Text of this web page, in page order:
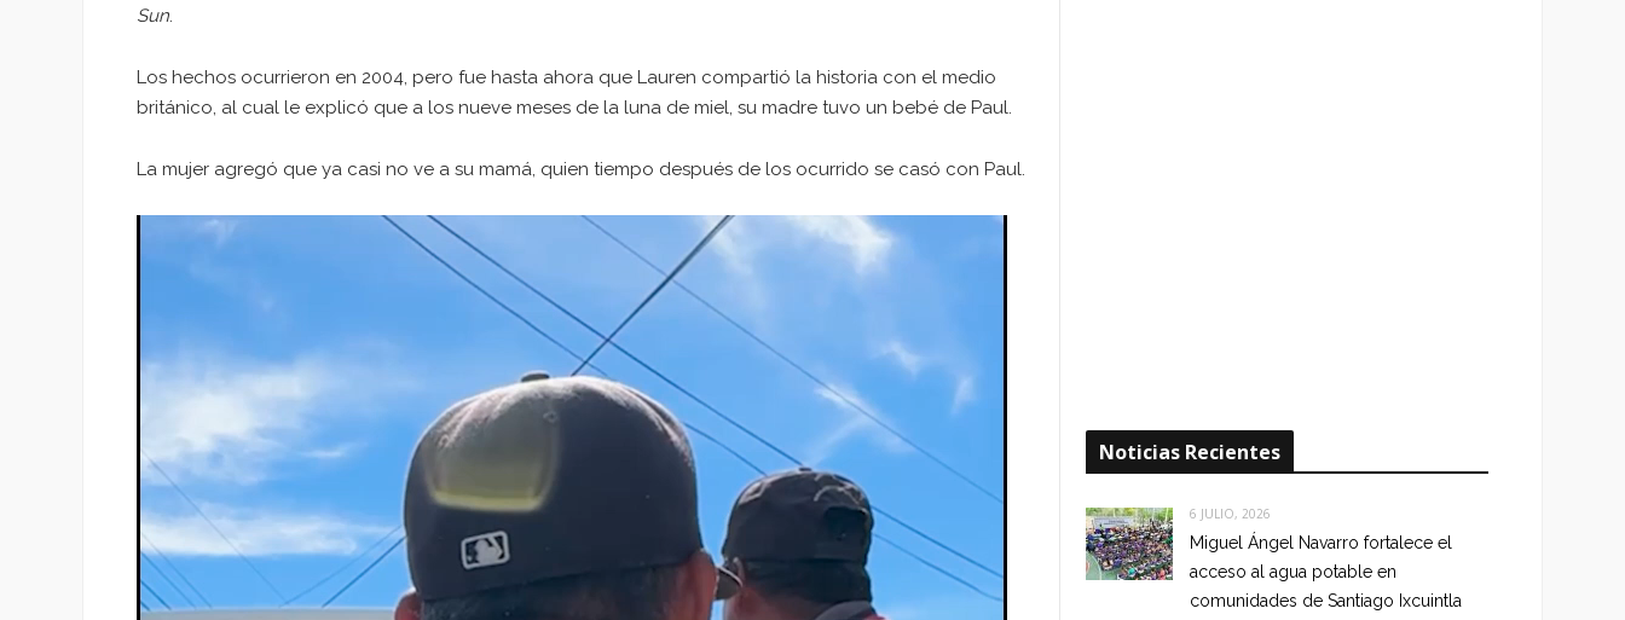
Sun.
Los hechos ocurrieron en 2004, pero fue hasta ahora que Lauren compartió la historia con el medio
británico, al cual le explicó que a los nueve meses de la luna de miel, su madre tuvo un bebé de Paul.
La mujer agregó que ya casi no ve a su mamá, quien tiempo después de los ocurrido se casó con Paul.
Reproductor
Noticias Recientes
6 JULIO, 2026
Miguel Ángel Navarro fortalece el
acceso al agua potable en
comunidades de Santiago Ixcuintla